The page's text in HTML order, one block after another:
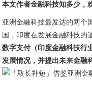
本文作者金融科技知多少，
亚洲金融科技最发达的两个
国，印度在发展金融科技的
数字支付（印度金融科技行
发展情况，并提出未来金融